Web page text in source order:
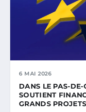
6 MAI 2026
DANS LE PAS-DE-
SOUTIENT
GRANDS